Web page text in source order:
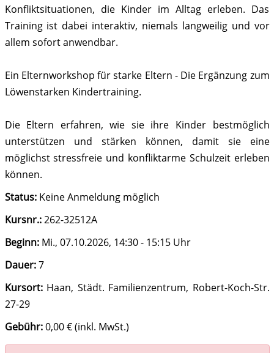
Konfliktsituationen, die Kinder im Alltag erleben. Das
Training ist dabei interaktiv, niemals langweilig und vor
allem sofort anwendbar.
Ein Elternworkshop für starke Eltern - Die Ergänzung zum
Löwenstarken Kindertraining.
Die Eltern erfahren, wie sie ihre Kinder bestmöglich
unterstützen und stärken können, damit sie eine
möglichst stressfreie und konfliktarme Schulzeit erleben
können.
Status: Keine Anmeldung möglich
Kursnr.:262-32512A
Beginn: Mi., 07.10.2026, 14:30 - 15:15 Uhr
Dauer:7
Kursort:Haan, Städt. Familienzentrum, Robert-Koch-Str.
27-29
Gebühr:0,00 € (inkl. MwSt.)